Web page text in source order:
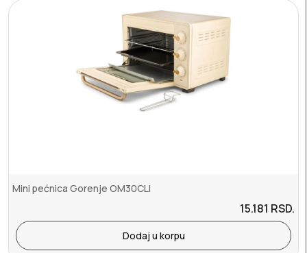
Mini pećnica Gorenje OM30CLI
15.181 RSD.
Dodaj u korpu